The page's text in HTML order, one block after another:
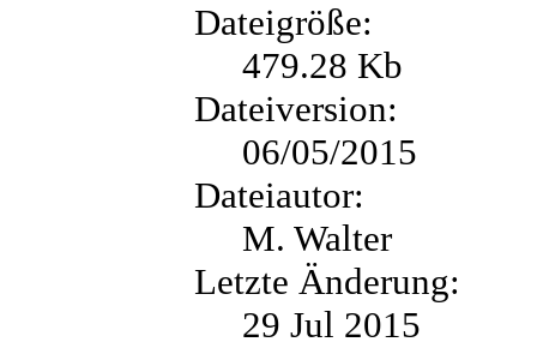
Dateigröße:
479.28 Kb
Dateiversion:
06/05/2015
Dateiautor:
M. Walter
Letzte Änderung:
29 Jul 2015